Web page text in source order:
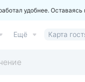
удобнее. Оставаясь
Ещё Карта